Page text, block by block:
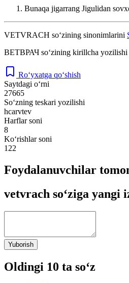
Bunaqa jigarrang Jigulidan
VETVRACH so‘zining sinonimlarini
ВЕТВРАЧ so‘zining kirillcha yozilishi
Ro‘yxatga qo‘shish
Saytdagi o‘rni
27665
So‘zning teskari yozilishi
hcarvtev
Harflar soni
8
Ko‘rishlar soni
122
Foydalanuvchilar
vetvrach so‘ziga yangi
Yuborish
Oldingi 10 ta so‘z